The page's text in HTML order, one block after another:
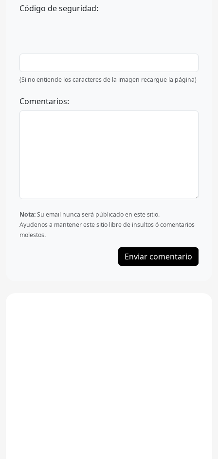
Código de seguridad:
(Si no entiende los caracteres de la imagen recargue la página)
Comentarios:
Nota:Su email nunca será públicado en este sitio.
Ayudenos a mantener este sitio libre de insultos ó comentarios
molestos.
Enviar comentario